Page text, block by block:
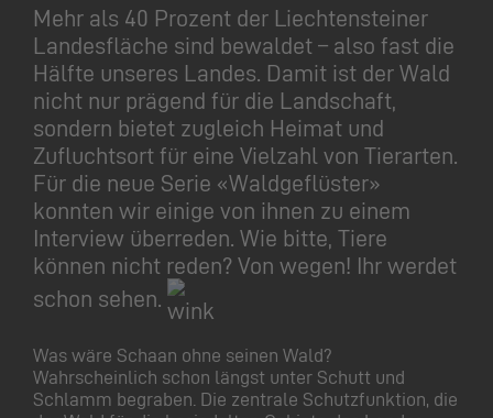
Mehr als 40 Prozent der Liechtensteiner
Landesfläche sind bewaldet – also fast die
Hälfte unseres Landes. Damit ist der Wald
nicht nur prägend für die Landschaft,
sondern bietet zugleich Heimat und
Zufluchtsort für eine Vielzahl von Tierarten.
Für die neue Serie «Waldgeflüster»
konnten wir einige von ihnen zu einem
Interview überreden. Wie bitte, Tiere
können nicht reden? Von wegen! Ihr werdet
schon sehen.
Was wäre Schaan ohne seinen Wald?
Wahrscheinlich schon längst unter Schutt und
Schlamm begraben. Die zentrale Schutzfunktion, die